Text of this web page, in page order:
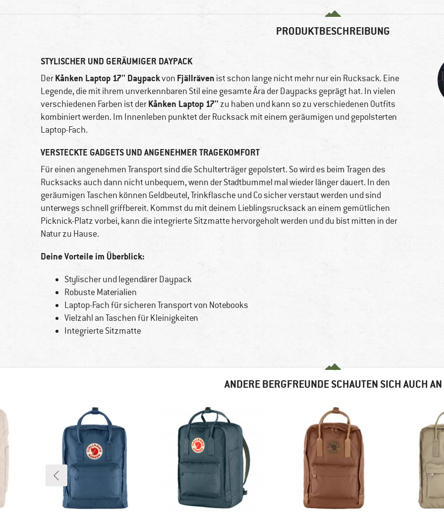
PRODUKTBESCHREIBUNG
STYLISCHER UND GERÄUMIGER DAYPACK
DerKånken Laptop 17'' Daypackvon Fjällräven ist schon lange nicht mehr nur ein Rucksack. Eine
Legende, die mit ihrem unverkennbaren Stil eine gesamte Ära der Daypacks geprägt hat. In vielen
verschiedenen Farben ist derKånken Laptop 17''zu haben und kann so zu verschiedenen Outfits
kombiniert werden. Im Innenleben punktet der Rucksack mit einem geräumigen und gepolsterten
Laptop-Fach.
VERSTECKTE GADGETS UND ANGENEHMER TRAGEKOMFORT
Für einen angenehmen Transport sind die Schulterträger gepolstert. So wird es beim Tragen des
Rucksacks auch dann nicht unbequem, wenn der Stadtbummel mal wieder länger dauert. In den
geräumigen Taschen können Geldbeutel, Trinkflasche und Co sicher verstaut werden und sind
unterwegs schnell griffbereit. Kommst du mit deinem Lieblingsrucksack an einem gemütlichen
Picknick-Platz vorbei, kann die integrierte Sitzmatte hervorgeholt werden und du bist mitten in der
Natur zu Hause.
Deine Vorteile im Überblick:
Stylischer und legendärer Daypack
Robuste Materialien
Laptop-Fach für sicheren Transport von Notebooks
Vielzahl an Taschen für Kleinigkeiten
Integrierte Sitzmatte
ANDERE BERGFREUNDE SCHAUTEN SICH AUCH AN